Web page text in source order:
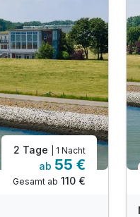
2 Tage | 1 Nacht
ab 55 €
Gesamt ab 110 €